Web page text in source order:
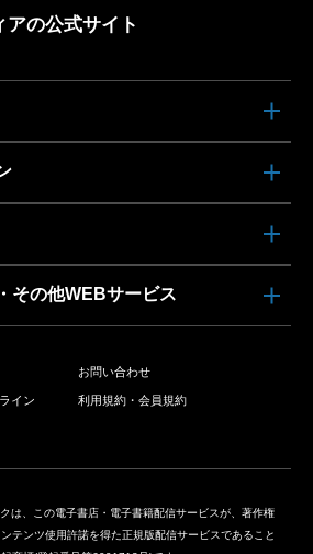
の公式サイト
その他WEBサービス
お問い合わせ
イン 利用規約・会員規約
は、この電子書店・電子書籍配信サービスが、著作権
テンツ使用許諾を得た正規版配信サービスであること